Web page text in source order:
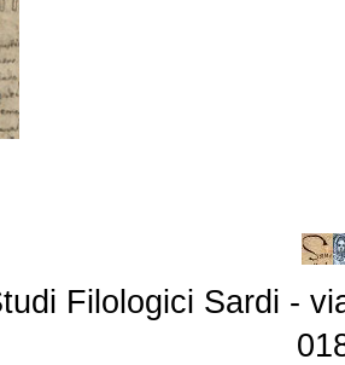
Filologici Sardi -